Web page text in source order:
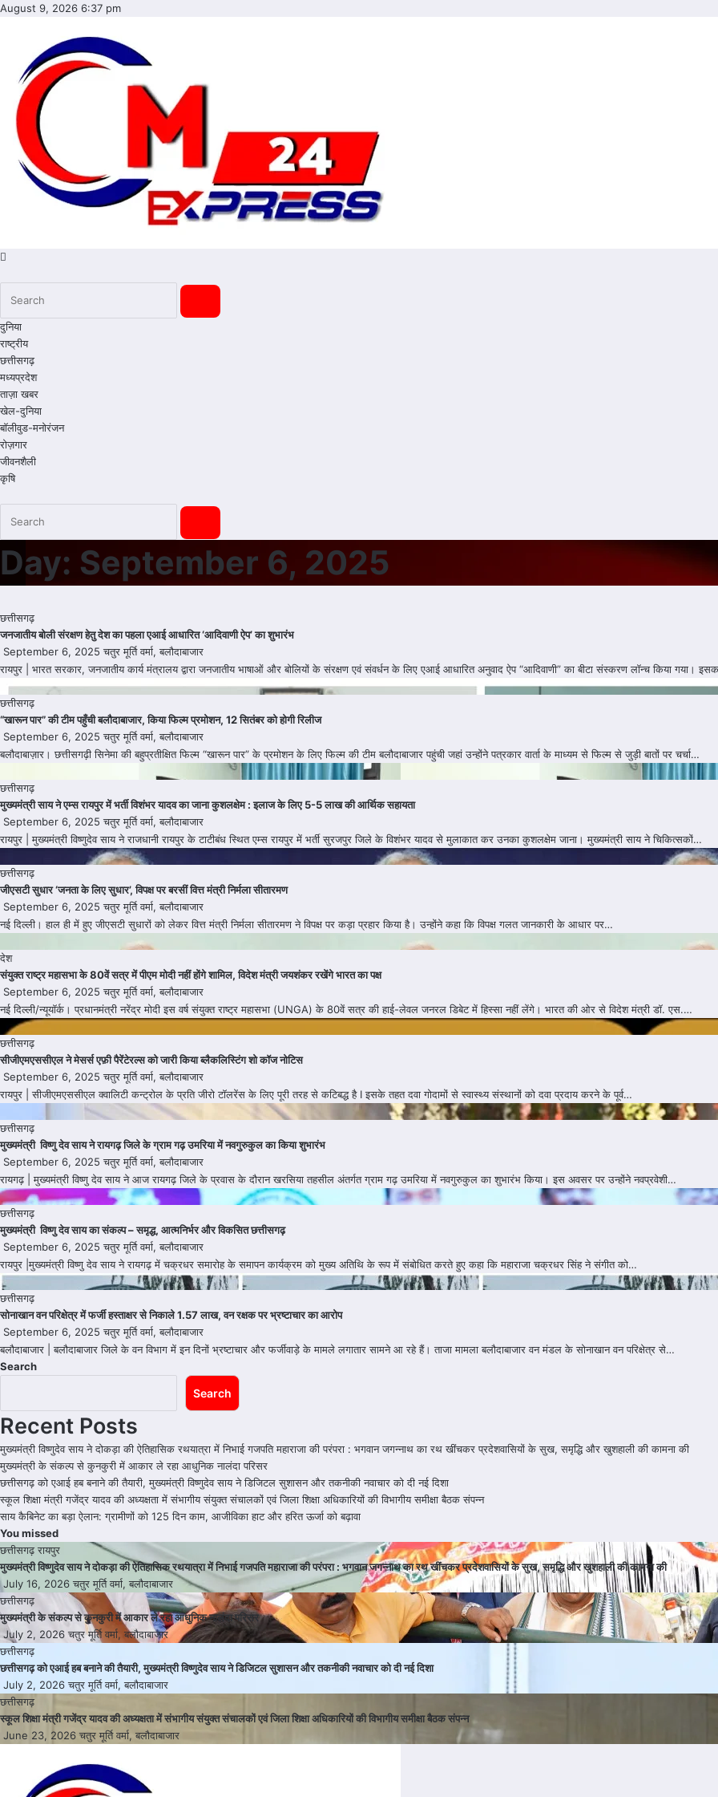
Skip
August 9, 2026 6:37 pm
cmexpress24
दुनिया
राष्ट्रीय
छत्तीसगढ़
मध्यप्रदेश
ताज़ा खबर
खेल-दुनिया
बॉलीवुड-मनोरंजन
रोज़गार
जीवनशैली
कृषि
Day: September 6, 2025
छत्तीसगढ़
जनजातीय बोली संरक्षण हेतु देश का पहला एआई आधारित ‘आदिवाणी ऐप’ का शुभारंभ
September 6, 2025 चतुर मूर्ति वर्मा, बलौदाबाजार
रायपुर | भारत सरकार, जनजातीय कार्य मंत्रालय द्वारा जनजातीय भाषाओं और बोलियों के संरक्षण एवं संवर्धन के लिए एआई आधारित अनुवाद ऐप “आदिवाणी” का बीटा संस्करण लॉन्च किया गया।
छत्तीसगढ़
“खारून पार” की टीम पहुँची बलौदाबाजार, किया फिल्म प्रमोशन, 12 सितंबर को होगी रिलीज
September 6, 2025 चतुर मूर्ति वर्मा, बलौदाबाजार
बलौदाबाज़ार। छत्तीसगढ़ी सिनेमा की बहुप्रतीक्षित फिल्म “खारून पार” के प्रमोशन के लिए फिल्म की टीम बलौदाबाजार पहुंची जहां उन्होंने पत्रकार वार्ता के माध्यम से फिल्म से जुड़ी बातों पर चर्चा…
छत्तीसगढ़
मुख्यमंत्री साय ने एम्स रायपुर में भर्ती विशंभर यादव का जाना कुशलक्षेम : इलाज के लिए 5-5 लाख की आर्थिक सहायता
September 6, 2025 चतुर मूर्ति वर्मा, बलौदाबाजार
रायपुर | मुख्यमंत्री विष्णुदेव साय ने राजधानी रायपुर के टाटीबंध स्थित एम्स रायपुर में भर्ती सुरजपुर जिले के विशंभर यादव से मुलाकात कर उनका कुशलक्षेम जाना। मुख्यमंत्री साय ने चिकित्सकों…
छत्तीसगढ़
जीएसटी सुधार ‘जनता के लिए सुधार’, विपक्ष पर बरसीं वित्त मंत्री निर्मला सीतारमण
September 6, 2025 चतुर मूर्ति वर्मा, बलौदाबाजार
नई दिल्ली। हाल ही में हुए जीएसटी सुधारों को लेकर वित्त मंत्री निर्मला सीतारमण ने विपक्ष पर कड़ा प्रहार किया है। उन्होंने कहा कि विपक्ष गलत जानकारी के आधार पर…
देश
संयुक्त राष्ट्र महासभा के 80वें सत्र में पीएम मोदी नहीं होंगे शामिल, विदेश मंत्री जयशंकर रखेंगे भारत का पक्ष
September 6, 2025 चतुर मूर्ति वर्मा, बलौदाबाजार
नई दिल्ली/न्यूयॉर्क। प्रधानमंत्री नरेंद्र मोदी इस वर्ष संयुक्त राष्ट्र महासभा (UNGA) के 80वें सत्र की हाई-लेवल जनरल डिबेट में हिस्सा नहीं लेंगे। भारत की ओर से विदेश मंत्री डॉ. एस.…
छत्तीसगढ़
सीजीएमएससीएल ने मेसर्स एफ़ी पैरेंटेरल्स को जारी किया ब्लैकलिस्टिंग शो कॉज नोटिस
September 6, 2025 चतुर मूर्ति वर्मा, बलौदाबाजार
रायपुर | सीजीएमएससीएल क्वालिटी कन्ट्रोल के प्रति जीरो टॉलरेंस के लिए पूरी तरह से कटिबद्ध है I इसके तहत दवा गोदामों से स्वास्थ्य संस्थानों को दवा प्रदाय करने के पूर्व…
छत्तीसगढ़
मुख्यमंत्री विष्णु देव साय ने रायगढ़ जिले के ग्राम गढ़ उमरिया में नवगुरुकुल का किया शुभारंभ
September 6, 2025 चतुर मूर्ति वर्मा, बलौदाबाजार
रायगढ़ | मुख्यमंत्री विष्णु देव साय ने आज रायगढ़ जिले के प्रवास के दौरान खरसिया तहसील अंतर्गत ग्राम गढ़ उमरिया में नवगुरुकुल का शुभारंभ किया। इस अवसर पर उन्होंने नवप्रवेशी…
छत्तीसगढ़
मुख्यमंत्री विष्णु देव साय का संकल्प – समृद्ध, आत्मनिर्भर और विकसित छत्तीसगढ़
September 6, 2025 चतुर मूर्ति वर्मा, बलौदाबाजार
रायपुर |मुख्यमंत्री विष्णु देव साय ने रायगढ़ में चक्रधर समारोह के समापन कार्यक्रम को मुख्य अतिथि के रूप में संबोधित करते हुए कहा कि महाराजा चक्रधर सिंह ने संगीत को…
छत्तीसगढ़
सोनाखान वन परिक्षेत्र में फर्जी हस्ताक्षर से निकाले 1.57 लाख, वन रक्षक पर भ्रष्टाचार का आरोप
September 6, 2025 चतुर मूर्ति वर्मा, बलौदाबाजार
बलौदाबाजार | बलौदाबाजार जिले के वन विभाग में इन दिनों भ्रष्टाचार और फर्जीवाड़े के मामले लगातार सामने आ रहे हैं। ताजा मामला बलौदाबाजार वन मंडल के सोनाखान वन परिक्षेत्र से…
Search
Search
Recent Posts
मुख्यमंत्री विष्णुदेव साय ने दोकड़ा की ऐतिहासिक रथयात्रा में निभाई गजपति महाराजा की परंपरा : भगवान जगन्नाथ का रथ खींचकर प्रदेशवासियों के सुख, समृद्धि और खुशहाली की कामना की
मुख्यमंत्री के संकल्प से कुनकुरी में आकार ले रहा आधुनिक नालंदा परिसर
छत्तीसगढ़ को एआई हब बनाने की तैयारी, मुख्यमंत्री विष्णुदेव साय ने डिजिटल सुशासन और तकनीकी नवाचार को दी नई दिशा
स्कूल शिक्षा मंत्री गजेंद्र यादव की अध्यक्षता में संभागीय संयुक्त संचालकों एवं जिला शिक्षा अधिकारियों की विभागीय समीक्षा बैठक संपन्न
साय कैबिनेट का बड़ा ऐलान: ग्रामीणों को 125 दिन काम, आजीविका हाट और हरित ऊर्जा को बढ़ावा
You missed
छत्तीसगढ़ रायपुर
मुख्यमंत्री विष्णुदेव साय ने दोकड़ा की ऐतिहासिक रथयात्रा में निभाई गजपति महाराजा की परंपरा : भगवान जगन्नाथ का रथ खींचकर प्रदेशवासियों के सुख, समृद्धि और खुशहाली की कामना की
July 16, 2026 चतुर मूर्ति वर्मा, बलौदाबाजार
छत्तीसगढ़
मुख्यमंत्री के संकल्प से कुनकुरी में आकार ले रहा आधुनिक नालंदा परिसर
July 2, 2026चतुर मूर्ति वर्मा, बलौदाबाजार
छत्तीसगढ़
छत्तीसगढ़ को एआई हब बनाने की तैयारी, मुख्यमंत्री विष्णुदेव साय ने डिजिटल सुशासन और तकनीकी नवाचार को दी नई दिशा
July 2, 2026चतुर मूर्ति वर्मा, बलौदाबाजार
छत्तीसगढ़
स्कूल शिक्षा मंत्री गजेंद्र यादव की अध्यक्षता में संभागीय संयुक्त संचालकों एवं जिला शिक्षा अधिकारियों की विभागीय समीक्षा बैठक संपन्न
June 23, 2026 चतुर मूर्ति वर्मा, बलौदाबाजार